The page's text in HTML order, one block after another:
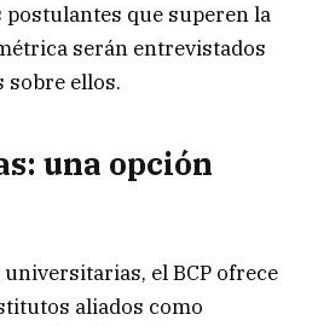
postulantes que superen la
serán entrevistados
sobre ellos.
una opción
universitarias, el BCP ofrece
aliados como